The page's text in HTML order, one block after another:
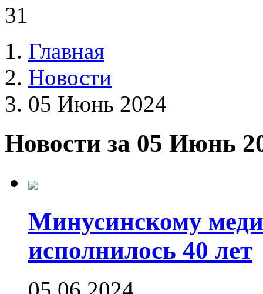
31
Главная
Новости
05 Июнь 2024
Новости за 05 Июнь
Минусинскому
исполнилось 40 лет